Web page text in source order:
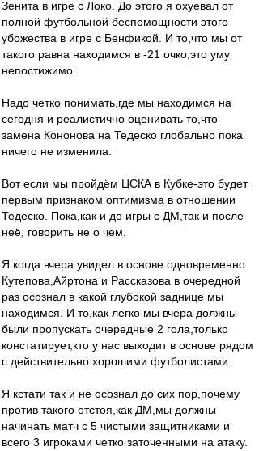
Зенита в игре с Локо. До этого я охуевал от
полной футбольной беспомощности этого
убожества в игре с Бенфикой. И то,что мы от
такого равна находимся в -21 очко,это уму
непостижимо.
Надо четко понимать,где мы находимся на
сегодня и реалистично оценивать то,что
замена Кононова на Тедеско глобально пока
ничего не изменила.
Вот если мы пройдём ЦСКА в Кубке-это будет
первым признаком оптимизма в отношении
Тедеско. Пока,как и до игры с ДМ,так и после
неё, говорить не о чем.
Я когда вчера увидел в основе одновременно
Кутепова,Айртона и Рассказова в очередной
раз осознал в какой глубокой заднице мы
находимся. И то,как легко мы вчера должны
были пропускать очередные 2 гола,только
констатирует,кто у нас выходит в основе рядом
с действительно хорошими футболистами.
Я кстати так и не осознал до сих пор,почему
против такого отстоя,как ДМ,мы должны
начинать матч с 5 чистыми защитниками и
всего 3 игроками четко заточенными на атаку.